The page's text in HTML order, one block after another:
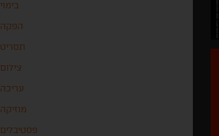
בימוי
הפקה
תסריט
צילום
עריכה
מוזיקה
פסטיבלים